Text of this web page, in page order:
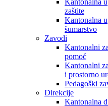
Kantonalna
zaštite
Kantonalna
šumarstvo
Zavodi
Kantonalni
pomoć
Kantonalni
i prostorno
Pedagoški
Direkcije
Kantonalna